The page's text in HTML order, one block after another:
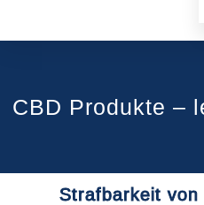
CBD Produkte –
Strafbarkeit von